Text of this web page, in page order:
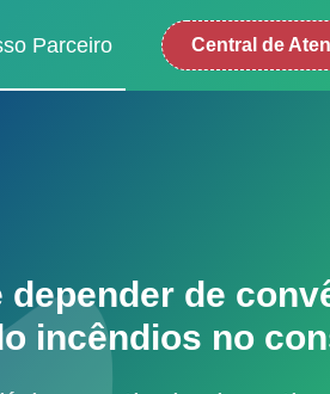
Parceiro Central de
depender de
incêndios no